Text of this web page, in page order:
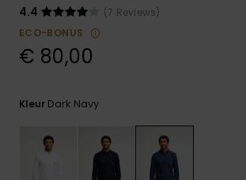
vragen en ons
contactformulier.
4.4
(7 Reviews)
ECO-BONUS
€ 80,00
Kleur Dark Navy